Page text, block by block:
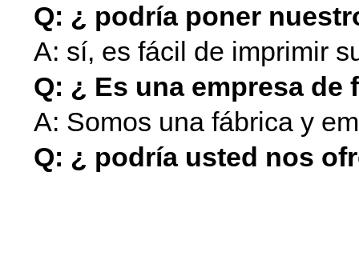
Q: ¿ podría poner
A: sí, es fácil de imprimir
Q: ¿ Es una empresa
A: Somos una fábrica y
Q: ¿ podría usted nos